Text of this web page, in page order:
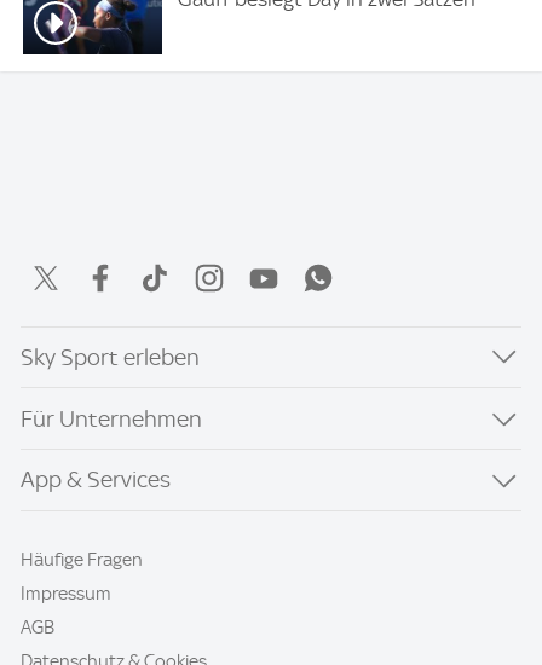
Sky Sport erleben
Für Unternehmen
App & Services
Häufige Fragen
Impressum
AGB